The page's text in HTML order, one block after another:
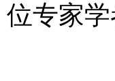
位专家学